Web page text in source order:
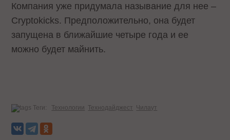
Компания уже придумала называние для нее –
Cryptokicks. Предположительно, она будет
запущена в ближайшие четыре года и ее
можно будет майнить.
Теги: Технологии Технодайджест Чилаут